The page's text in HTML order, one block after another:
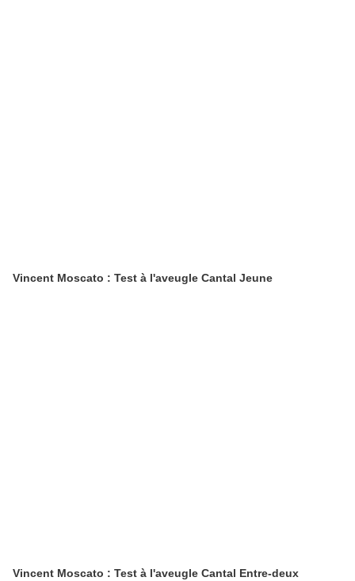
Vincent Moscato : Test à l'aveugle Cantal Jeune
Vincent Moscato : Test à l'aveugle Cantal Entre-deux